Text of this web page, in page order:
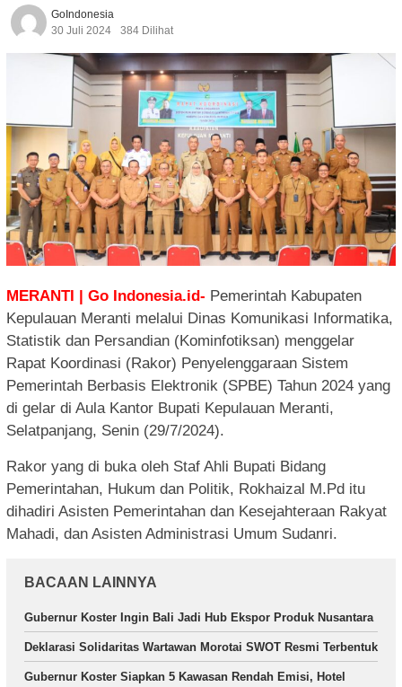
GoIndonesia
30 Juli 2024
384 Dilihat
MERANTI | Go Indonesia.id- Pemerintah Kabupaten
Kepulauan Meranti melalui Dinas Komunikasi Informatika,
Statistik dan Persandian (Kominfotiksan) menggelar
Rapat Koordinasi (Rakor) Penyelenggaraan Sistem
Pemerintah Berbasis Elektronik (SPBE) Tahun 2024 yang
di gelar di Aula Kantor Bupati Kepulauan Meranti,
Selatpanjang, Senin (29/7/2024).
Rakor yang di buka oleh Staf Ahli Bupati Bidang
Pemerintahan, Hukum dan Politik, Rokhaizal M.Pd itu
dihadiri Asisten Pemerintahan dan Kesejahteraan Rakyat
Mahadi, dan Asisten Administrasi Umum Sudanri.
BACAAN LAINNYA
Gubernur Koster Ingin Bali Jadi Hub Ekspor Produk Nusantara
Deklarasi Solidaritas Wartawan Morotai SWOT Resmi Terbentuk
Gubernur Koster Siapkan 5 Kawasan Rendah Emisi, Hotel